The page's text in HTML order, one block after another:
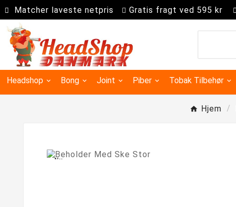
Matcher laveste netpris Gratis fragt ved 595 kr
Headshop Bong Joint Piber Tobak Tilbehør
Hjem
Ny